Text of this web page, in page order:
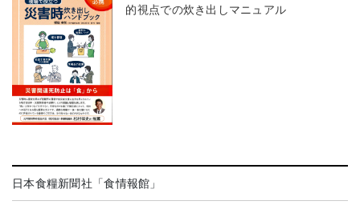
的視点での炊き出しマニュアル
日本食糧新聞社「食情報館」